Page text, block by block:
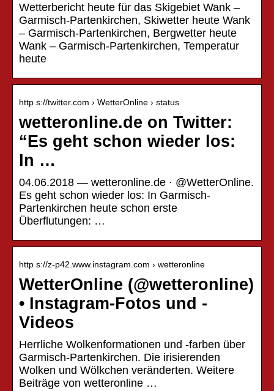
Wetterbericht heute für das Skigebiet Wank –
Garmisch-Partenkirchen, Skiwetter heute Wank
– Garmisch-Partenkirchen, Bergwetter heute
Wank – Garmisch-Partenkirchen, Temperatur
heute
http s://twitter.com › WetterOnline › status
wetteronline.de on Twitter:
“Es geht schon wieder los:
In …
04.06.2018 — wetteronline.de · @WetterOnline.
Es geht schon wieder los: In Garmisch-
Partenkirchen heute schon erste
Überflutungen: …
http s://z-p42.www.instagram.com › wetteronline
WetterOnline (@wetteronline)
• Instagram-Fotos und -
Videos
Herrliche Wolkenformationen und -farben über
Garmisch-Partenkirchen. Die irisierenden
Wolken und Wölkchen veränderten. Weitere
Beiträge von wetteronline …